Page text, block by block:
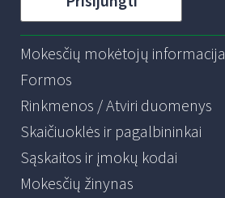
Mokesčių mokėtojų informacija
Formos
Rinkmenos / Atviri duomenys
Skaičiuoklės ir pagalbininkai
Sąskaitos ir įmokų kodai
Mokesčių žinynas